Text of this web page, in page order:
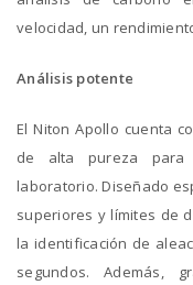
velocidad, un
Análisis potente
El Niton Apollo cuenta
de alta pureza para
laboratorio. Diseñado
superiores y límites de
la identificación de
segundos. Además,